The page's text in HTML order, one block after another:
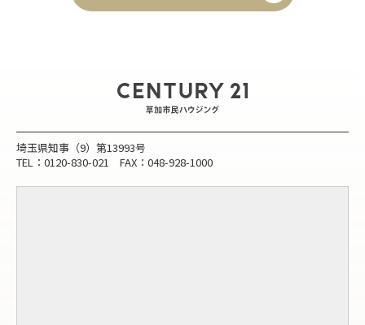
埼玉県知事（9）第13993号
TEL：0120-830-021 FAX：048-928-1000